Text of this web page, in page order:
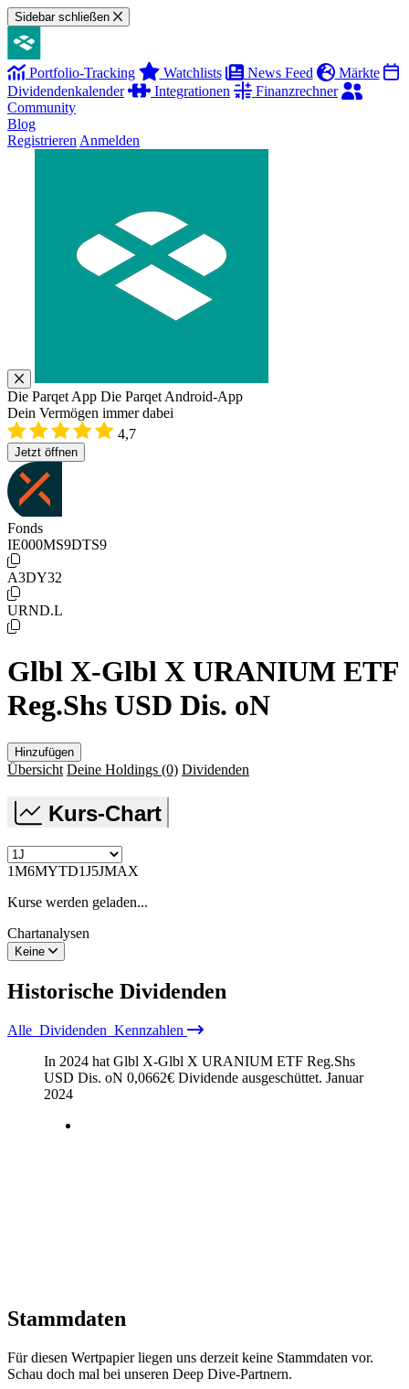
Sidebar schließen
Portfolio-Tracking Watchlists News Feed
Märkte
Dividendenkalender
Integrationen
Finanzrechner
Community
Blog
Registrieren Anmelden
Die Parqet App Die Parqet Android-App
Dein Vermögen immer dabei
4,7
Jetzt öffnen
Fonds
IE000MS9DTS9
A3DY32
URND.L
Glbl X-Glbl X URANIUM ETF
Reg.Shs USD Dis. oN
Hinzufügen
Übersicht Deine Holdings (0) Dividenden
Kurs-Chart
1M6MYTD1J5JMAX
Kurse werden geladen...
Chartanalysen
Keine
Historische Dividenden
Alle Dividenden Kennzahlen
In 2024 hat Glbl X-Glbl X URANIUM ETF Reg.Shs
USD Dis. oN 0,0662€ Dividende ausgeschüttet. Januar
2024
Stammdaten
Für diesen Wertpapier liegen uns derzeit keine Stammdaten vor.
Schau doch mal bei unseren Deep Dive-Partnern.